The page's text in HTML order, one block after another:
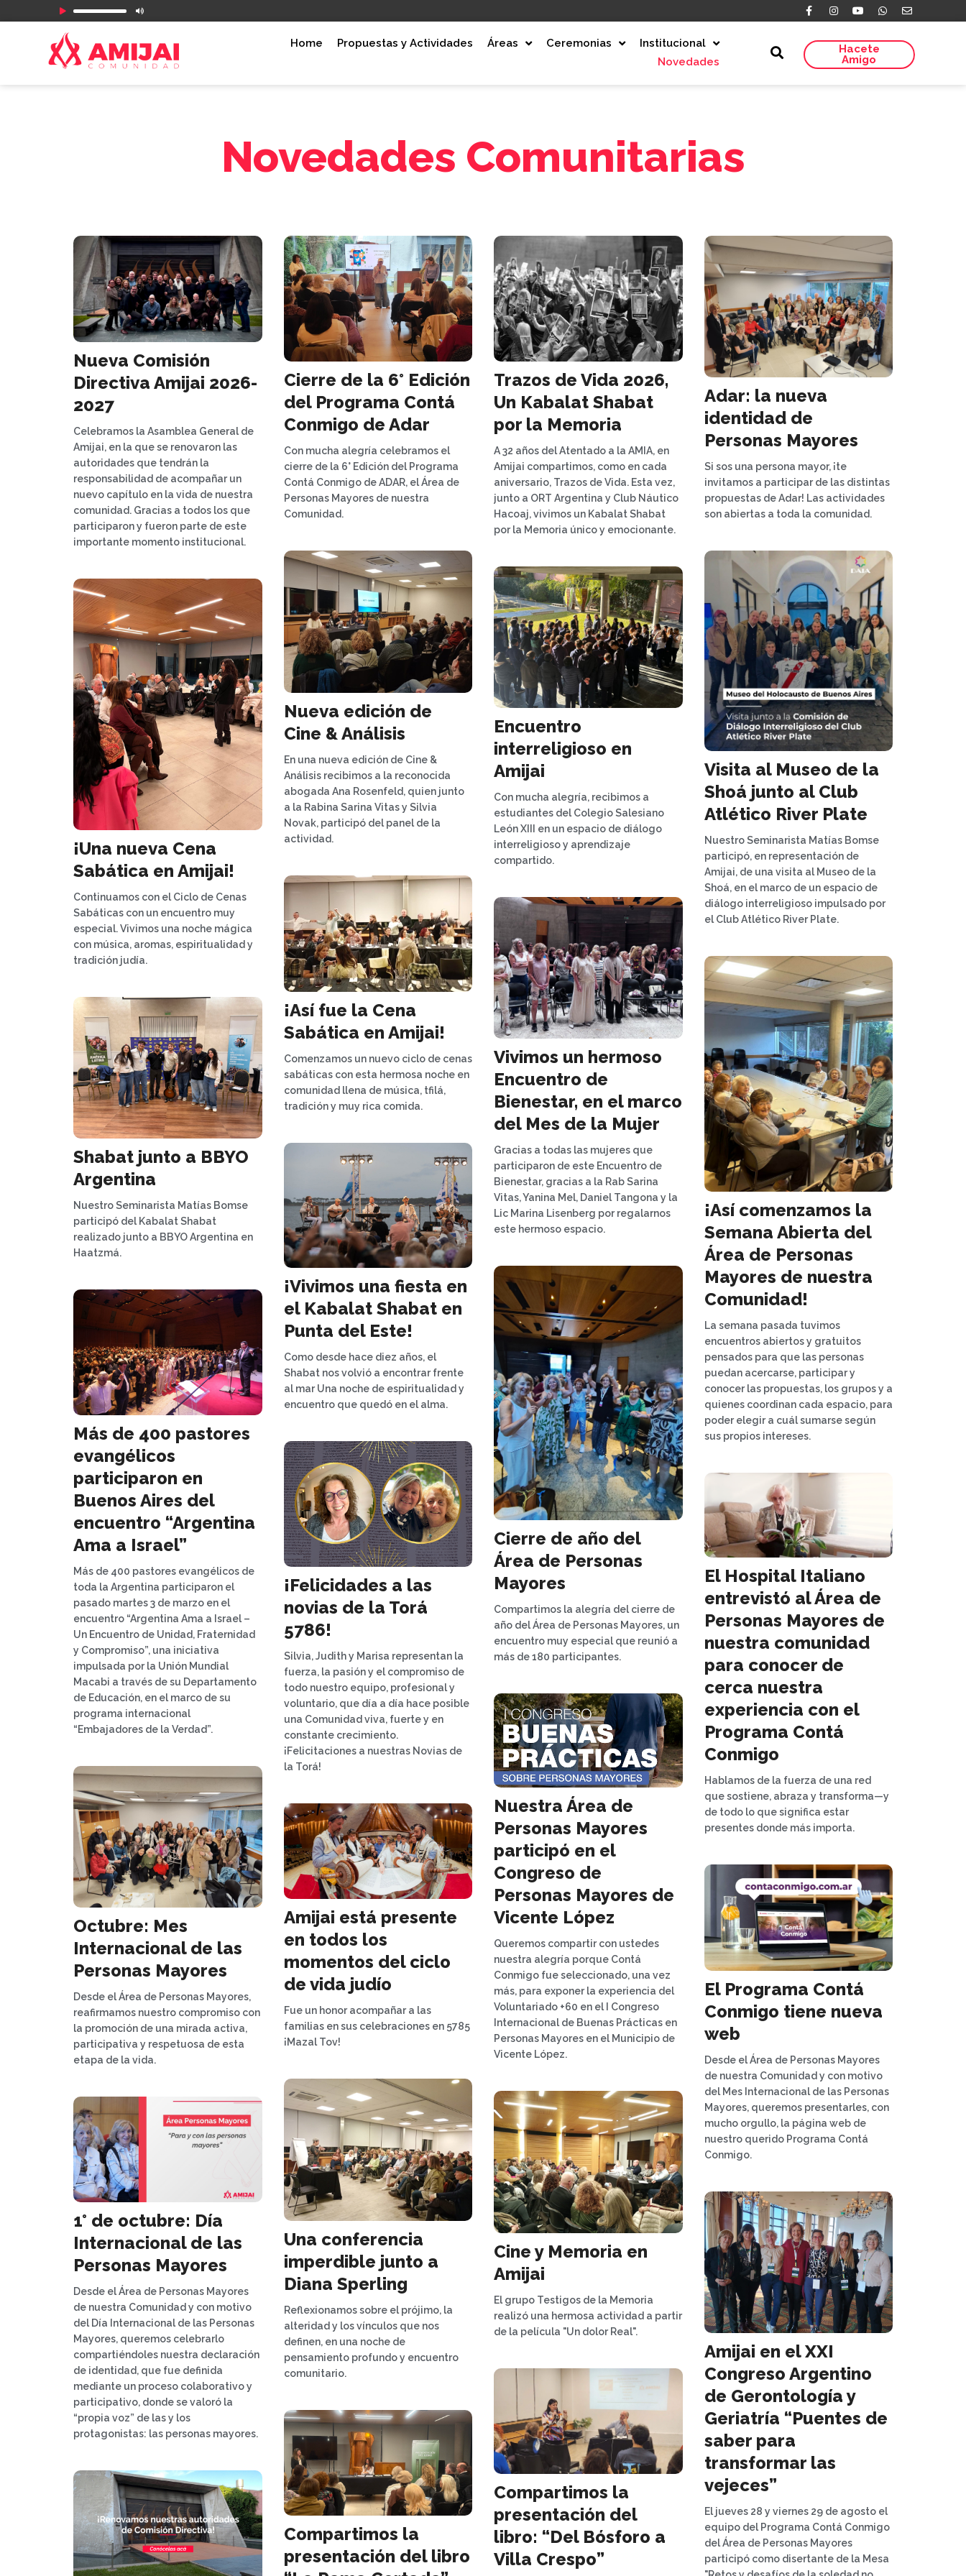
Reproductor
de
audio
Home Propuestas y Actividades Áreas Ceremonias
Institucional
Novedades
Hacete
Amigo
Novedades Comunitarias
Nueva Comisión
Directiva Amijai 2026-
2027
Celebramos la Asamblea General de
Amijai, en la que se renovaron las
autoridades que tendrán la
responsabilidad de acompañar un
nuevo capítulo en la vida de nuestra
comunidad. Gracias a todos los que
participaron y fueron parte de este
importante momento institucional.
¡Una nueva Cena
Sabática en Amijai!
Continuamos con el Ciclo de Cenas
Sabáticas con un encuentro muy
especial. Vivimos una noche mágica
con música, aromas, espiritualidad y
tradición judía.
Shabat junto a BBYO
Argentina
Nuestro Seminarista Matías Bomse
participó del Kabalat Shabat
realizado junto a BBYO Argentina en
Haatzmá.
Más de 400 pastores
evangélicos
participaron en
Buenos Aires del
encuentro “Argentina
Ama a Israel”
Más de 400 pastores evangélicos de
toda la Argentina participaron el
pasado martes 3 de marzo en el
encuentro “Argentina Ama a Israel –
Un Encuentro de Unidad, Fraternidad
y Compromiso”, una iniciativa
impulsada por la Unión Mundial
Macabi a través de su Departamento
de Educación, en el marco de su
programa internacional
“Embajadores de la Verdad”.
Octubre: Mes
Internacional de las
Personas Mayores
Desde el Área de Personas Mayores,
reafirmamos nuestro compromiso con
la promoción de una mirada activa,
participativa y respetuosa de esta
etapa de la vida.
1° de octubre: Día
Internacional de las
Personas Mayores
Desde el Área de Personas Mayores
de nuestra Comunidad y con motivo
del Día Internacional de las Personas
Mayores, queremos celebrarlo
compartiéndoles nuestra declaración
de identidad, que fue definida
mediante un proceso colaborativo y
participativo, donde se valoró la
“propia voz” de las y los
protagonistas: las personas mayores.
Cierre de la 6° Edición
del Programa Contá
Conmigo de Adar
Con mucha alegría celebramos el
cierre de la 6° Edición del Programa
Contá Conmigo de ADAR, el Área de
Personas Mayores de nuestra
Comunidad.
Nueva edición de
Cine & Análisis
En una nueva edición de Cine &
Análisis recibimos a la reconocida
abogada Ana Rosenfeld, quien junto
a la Rabina Sarina Vitas y Silvia
Novak, participó del panel de la
actividad.
¡Así fue la Cena
Sabática en Amijai!
Comenzamos un nuevo ciclo de cenas
sabáticas con esta hermosa noche en
comunidad llena de música, tfilá,
tradición y muy rica comida.
¡Vivimos una fiesta en
el Kabalat Shabat en
Punta del Este!
Como desde hace diez años, el
Shabat nos volvió a encontrar frente
al mar Una noche de espiritualidad y
encuentro que quedó en el alma.
¡Felicidades a las
novias de la Torá
5786!
Silvia, Judith y Marisa representan la
fuerza, la pasión y el compromiso de
todo nuestro equipo, profesional y
voluntario, que día a día hace posible
una Comunidad viva, fuerte y en
constante crecimiento.
¡Felicitaciones a nuestras Novias de
la Torá!
Amijai está presente
en todos los
momentos del ciclo
de vida judío
Fue un honor acompañar a las
familias en sus celebraciones en 5785
¡Mazal Tov!
Una conferencia
imperdible junto a
Diana Sperling
Reflexionamos sobre el prójimo, la
alteridad y los vínculos que nos
definen, en una noche de
pensamiento profundo y encuentro
comunitario.
Compartimos la
presentación del libro
Trazos de Vida 2026,
Un Kabalat Shabat
por la Memoria
A 32 años del Atentado a la AMIA, en
Amijai compartimos, como en cada
aniversario, Trazos de Vida. Esta vez,
junto a ORT Argentina y Club Náutico
Hacoaj, vivimos un Kabalat Shabat
por la Memoria único y emocionante.
Encuentro
interreligioso en
Amijai
Con mucha alegría, recibimos a
estudiantes del Colegio Salesiano
León XIII en un espacio de diálogo
interreligioso y aprendizaje
compartido.
Vivimos un hermoso
Encuentro de
Bienestar, en el marco
del Mes de la Mujer
Gracias a todas las mujeres que
participaron de este Encuentro de
Bienestar, gracias a la Rab Sarina
Vitas, Yanina Mel, Daniel Tangona y la
Lic Marina Lisenberg por regalarnos
este hermoso espacio.
Cierre de año del
Área de Personas
Mayores
Compartimos la alegría del cierre de
año del Área de Personas Mayores, un
encuentro muy especial que reunió a
más de 180 participantes.
Nuestra Área de
Personas Mayores
participó en el
Congreso de
Personas Mayores de
Vicente López
Queremos compartir con ustedes
nuestra alegría porque Contá
Conmigo fue seleccionado, una vez
más, para exponer la experiencia del
Voluntariado +60 en el I Congreso
Internacional de Buenas Prácticas en
Personas Mayores en el Municipio de
Vicente López.
Cine y Memoria en
Amijai
El grupo Testigos de la Memoria
realizó una hermosa actividad a partir
de la película "Un dolor Real".
Compartimos la
presentación del
libro: “Del Bósforo a
Villa Crespo”
Adar: la nueva
identidad de
Personas Mayores
Si sos una persona mayor, ¡te
invitamos a participar de las distintas
propuestas de Adar! Las actividades
son abiertas a toda la comunidad.
Visita al Museo de la
Shoá junto al Club
Atlético River Plate
Nuestro Seminarista Matías Bomse
participó, en representación de
Amijai, de una visita al Museo de la
Shoá, en el marco de un espacio de
diálogo interreligioso impulsado por
el Club Atlético River Plate.
¡Así comenzamos la
Semana Abierta del
Área de Personas
Mayores de nuestra
Comunidad!
La semana pasada tuvimos
encuentros abiertos y gratuitos
pensados para que las personas
puedan acercarse, participar y
conocer las propuestas, los grupos y a
quienes coordinan cada espacio, para
poder elegir a cuál sumarse según
sus propios intereses.
El Hospital Italiano
entrevistó al Área de
Personas Mayores de
nuestra comunidad
para conocer de
cerca nuestra
experiencia con el
Programa Contá
Conmigo
Hablamos de la fuerza de una red
que sostiene, abraza y transforma—y
de todo lo que significa estar
presentes donde más importa.
El Programa Contá
Conmigo tiene nueva
web
Desde el Área de Personas Mayores
de nuestra Comunidad y con motivo
del Mes Internacional de las Personas
Mayores, queremos presentarles, con
mucho orgullo, la página web de
nuestro querido Programa Contá
Conmigo.
Amijai en el XXI
Congreso Argentino
de Gerontología y
Geriatría “Puentes de
saber para
transformar las
vejeces”
El jueves 28 y viernes 29 de agosto el
equipo del Programa Contá Conmigo
del Área de Personas Mayores
participó como disertante de la Mesa